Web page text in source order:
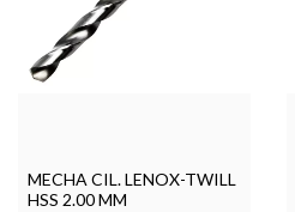
MECHA CIL. LENOX-TWILL
HSS 2.00 MM